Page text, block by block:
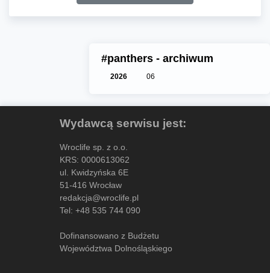
#panthers - archiwum
2026 06
Wydawcą serwisu jest:
Wroclife sp. z o.o.
KRS: 0000613062
ul. Kwidzyńska 6E
51-416 Wrocław
redakcja@wroclife.pl
Tel: +48 535 744 090
Dofinansowano z Budżetu
Województwa Dolnośląskiego